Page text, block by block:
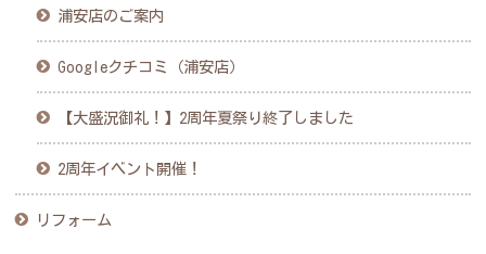
浦安店のご案内
Googleクチコミ（浦安店）
【大盛況御礼！】2周年夏祭り終了しました
2周年イベント開催！
リフォーム